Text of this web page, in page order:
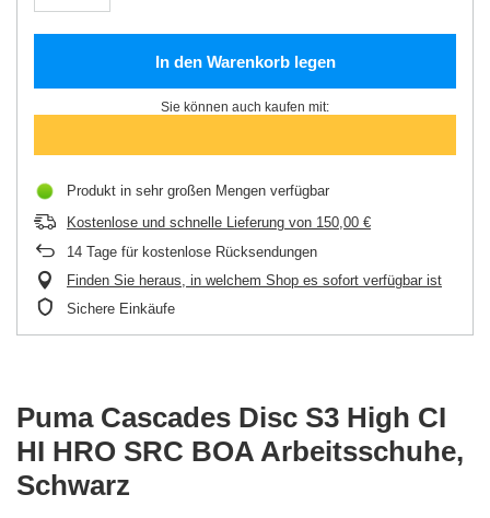
In den Warenkorb legen
Sie können auch kaufen mit:
Produkt in sehr großen Mengen verfügbar
Kostenlose und schnelle Lieferung von 150,00 €
14 Tage für kostenlose Rücksendungen
Finden Sie heraus, in welchem Shop es sofort verfügbar ist
Sichere Einkäufe
Puma Cascades Disc S3 High CI
HI HRO SRC BOA Arbeitsschuhe,
Schwarz